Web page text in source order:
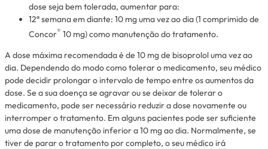
dose seja bem tolerada, aumentar para:
12ª semana em diante: 10 mg uma vez ao dia (1 comprimido de
Concor® 10 mg) como manutenção do tratamento.
A dose máxima recomendada é de 10 mg de bisoprolol uma vez ao
dia. Dependendo do modo como tolerar o medicamento, seu médico
pode decidir prolongar o intervalo de tempo entre os aumentos da
dose. Se a sua doença se agravar ou se deixar de tolerar o
medicamento, pode ser necessário reduzir a dose novamente ou
interromper o tratamento. Em alguns pacientes pode ser suficiente
uma dose de manutenção inferior a 10 mg ao dia. Normalmente, se
tiver de parar o tratamento por completo, o seu médico irá